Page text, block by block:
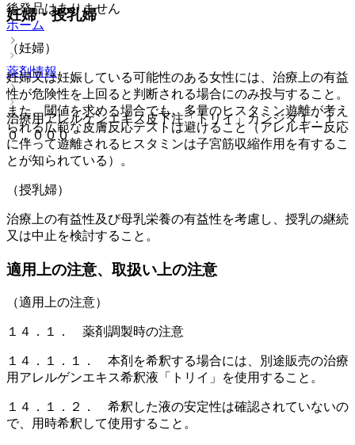
後発品はありません
ホーム
薬剤情報
治療用アレルゲンエキス皮下注「トリイ」カンジダ１：１
０，０００
妊婦・授乳婦
（妊婦）
妊婦又は妊娠している可能性のある女性には、治療上の有益
性が危険性を上回ると判断される場合にのみ投与すること。
また、閾値を求める場合でも、多量のヒスタミン遊離が考え
られる広範な皮膚反応テストは避けること（アレルギー反応
に伴って遊離されるヒスタミンは子宮筋収縮作用を有するこ
とが知られている）。
（授乳婦）
治療上の有益性及び母乳栄養の有益性を考慮し、授乳の継続
又は中止を検討すること。
適用上の注意、取扱い上の注意
（適用上の注意）
１４．１． 薬剤調製時の注意
１４．１．１． 本剤を希釈する場合には、別途販売の治療
用アレルゲンエキス希釈液「トリイ」を使用すること。
１４．１．２． 希釈した液の安定性は確認されていないの
で、用時希釈して使用すること。